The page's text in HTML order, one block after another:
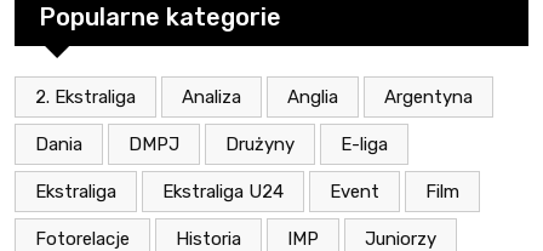
Popularne kategorie
2. Ekstraliga Analiza Anglia Argentyna
Dania DMPJ Drużyny E-liga
Ekstraliga Ekstraliga U24 Event Film
Fotorelacje Historia IMP Juniorzy